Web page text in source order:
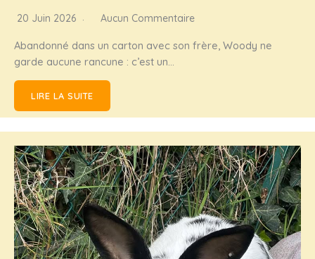
20 Juin 2026 Aucun Commentaire
Abandonné dans un carton avec son frère, Woody ne
garde aucune rancune : c’est un…
LIRE LA SUITE